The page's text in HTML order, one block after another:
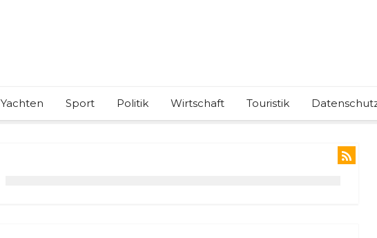
Yachten Sport Politik Wirtschaft Touristik